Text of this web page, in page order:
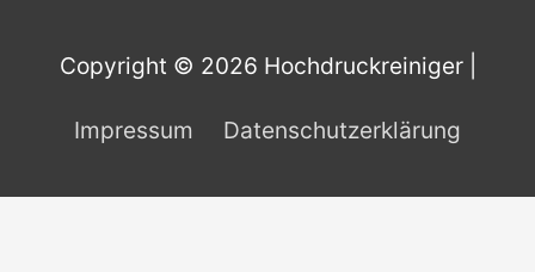
Copyright © 2026 Hochdruckreiniger|
Impressum Datenschutzerklärung